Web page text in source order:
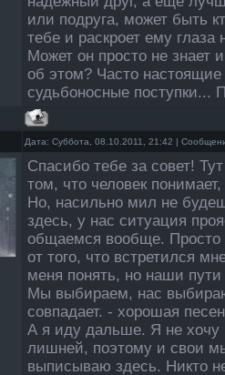
или подруга, может быть
тебе и раскроет ему глаза
Может он просто не знает
об этом? Часто
судьбоносные поступки...
Дата: Суббота, 08.10.2011, 21:42 |
Спасибо тебе за совет!
том, что человек
Но, насильно мил не
здесь, у нас ситуация
общаемся вообще. Просто
от того, что встретился
меня понять, но наши
Мы выбираем, нас
совпадает. - хорошая
А я иду дальше. Я не хочу
лишней, поэтому и свои
выписываю здесь. Никто